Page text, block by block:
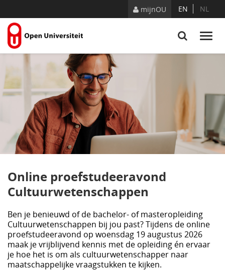
mijnOU EN NL
Online proefstudeeravond
Cultuurwetenschappen
Ben je benieuwd of de bachelor- of masteropleiding
Cultuurwetenschappen bij jou past? Tijdens de online
proefstudeeravond op woensdag 19 augustus 2026
maak je vrijblijvend kennis met de opleiding én ervaar
je hoe het is om als cultuurwetenschapper naar
maatschappelijke vraagstukken te kijken.